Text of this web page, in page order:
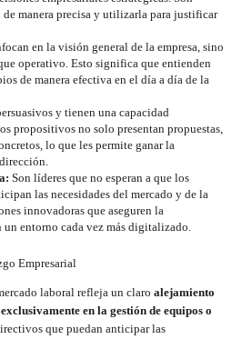
manera precisa y utilizarla para justificar
en la visión general de la empresa, sino
operativo. Esto significa que entienden
de manera efectiva en el día a día de la
y tienen una capacidad
propositivos no solo presentan propuestas,
lo que les permite ganar la
Son líderes que no esperan a que los
las necesidades del mercado y de la
innovadoras que aseguren la
un entorno cada vez más digitalizado.
Empresarial
laboral refleja un claro alejamiento
en la gestión de equipos o
que puedan anticipar las